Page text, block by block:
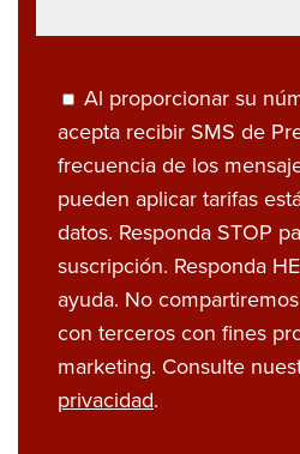
Al proporcionar su
acepta recibir SMS de
frecuencia de los
pueden aplicar tarifas
datos. Responda STOP
suscripción. Responda
ayuda. No
con terceros con fines
marketing. Consulte
privacidad.